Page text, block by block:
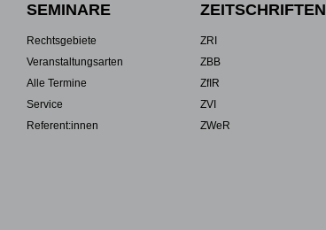
SEMINARE
Rechtsgebiete
Veranstaltungsarten
Alle Termine
Service
Referent:innen
ZEITSCHRIFTEN
ZRI
ZBB
ZfIR
ZVI
ZWeR